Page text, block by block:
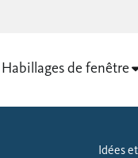
Habillages de fenêtre
Idées